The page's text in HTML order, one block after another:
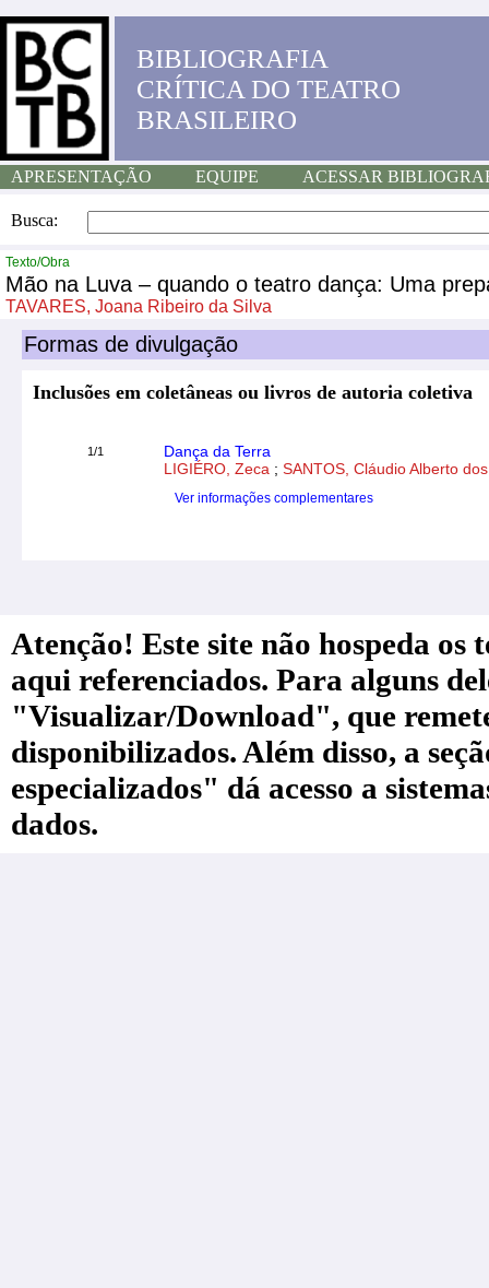
BIBLIOGRAFIA
CRÍTICA DO TEATRO
BRASILEIRO
APRESENTAÇÃO EQUIPE ACESSAR
Busca:
Texto/Obra
Mão na Luva – quando o teatro dança: Uma
TAVARES, Joana Ribeiro da Silva
Formas de divulgação
Inclusões em coletâneas ou livros de autoria coletiva
1/1
Dança da Terra
LIGIÉRO, Zeca ; SANTOS, Cláudio Alberto dos
Ver informações complementares
Atenção! Este site não hospeda
aqui referenciados. Para alguns
"Visualizar/Download", que
disponibilizados. Além disso, a
especializados" dá acesso a
dados.